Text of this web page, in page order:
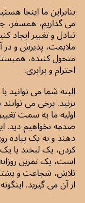
بنابراین ما اینجا
می گذاریم، همسفر،
تبادل و تغییر ایجاد
ملایمت، پذیرش و
متحول کننده،
احترام و برابری.
البته شما می توانید
بزنید. برخی می
اولیه ما به سمت
صدمه نخواهیم دید.
دهند و به یک
کردن، یک لبخند یا
است، یک تمرین
تلاش، شجاعت و
از آن می گیرید.